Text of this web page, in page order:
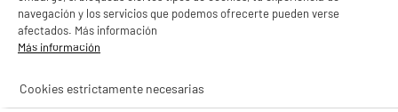
navegación y los servicios que podemos ofrecerte pueden verse
afectados. Más información
Más información
Cookies estrictamente necesarias